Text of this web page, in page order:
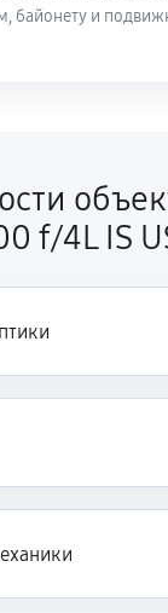
байонету и
f/4L IS